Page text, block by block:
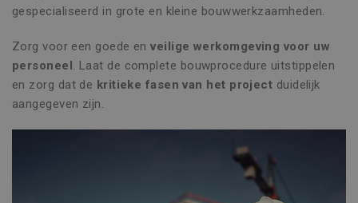
gespecialiseerd in grote en kleine bouwwerkzaamheden.
Zorg voor een goede enveilige werkomgeving voor uw
personeel. Laat de complete bouwprocedure uitstippelen
en zorg dat de kritieke fasen van het project duidelijk
aangegeven zijn.